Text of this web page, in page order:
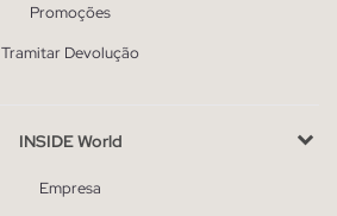
Promoções
Tramitar Devolução
INSIDE World
Empresa